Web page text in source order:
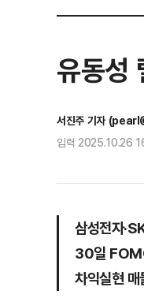
유동성
서진주 기자
입력 2025.10.26
삼성전자
30일
차익실현